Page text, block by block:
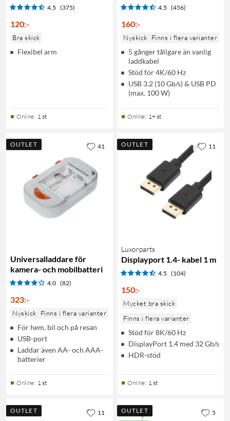
4.5 (375)
120:-
Bra skick
Flexibel arm
Online: 1 st
4.5 (456)
160:-
Nyskick Finns i flera varianter
5 gånger tåligare än vanlig
laddkabel
Stöd för 4K/60 Hz
USB 3.2 (10 Gb/s) & USB PD
(max. 100 W)
Online: 1+ st
OUTLET
Universalladdare för
kamera- och mobilbatteri
4.0 (82)
323:-
Nyskick Finns i flera varianter
För hem, bil och på resan
USB-port
Laddar även AA- och AAA-
batterier
Online: 1 st
41 OUTLET
Luxorparts
Displayport 1.4- kabel 1 m
4.5 (104)
150:-
Mycket bra skick
Finns i flera varianter
Stöd för 8K/60 Hz
DisplayPort 1.4 med 32 Gb/s
HDR-stöd
Online: 1 st
11
OUTLET 11
OUTLET
5